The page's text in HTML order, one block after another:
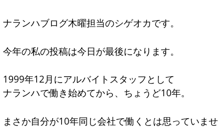
ナランハブログ木曜担当のシゲオカです。
今年の私の投稿は今日が最後になります。
1999年12月にアルバイトスタッフとして
ナランハで働き始めてから、ちょうど10年。
まさか自分が10年同じ会社で働くとは思っていませ